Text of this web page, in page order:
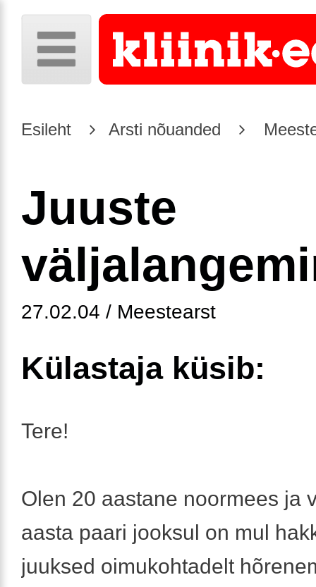
Esileht Arsti nõuanded
Juuste
27.02.04 / Meestearst
Külastaja küsib:
Tere!
Olen 20 aastane noormees ja
aasta paari jooksul on mul
juuksed oimukohtadelt